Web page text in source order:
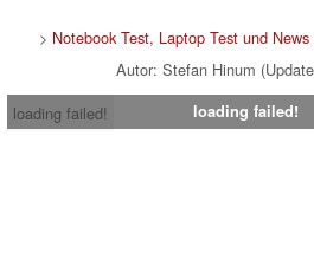
> Notebook Test, Laptop Test und News
Autor: Stefan Hinum
loading failed!
loading failed!